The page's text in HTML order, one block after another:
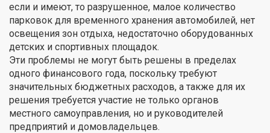
если и имеют, то разрушенное, малое количество
парковок для временного хранения автомобилей, нет
освещения зон отдыха, недостаточно оборудованных
детских и спортивных площадок.
Эти проблемы не могут быть решены в пределах
одного финансового года, поскольку требуют
значительных бюджетных расходов, а также для их
решения требуется участие не только органов
местного самоуправления, но и руководителей
предприятий и домовладельцев.